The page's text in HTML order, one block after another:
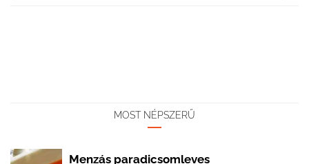
MOST NÉPSZERŰ
Menzás paradicsomleves